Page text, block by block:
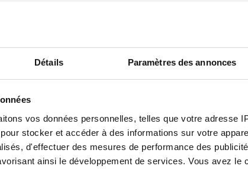
Détails Paramètres des annonces
vos données personnelles, telles que votre adresse
stocker et accéder à des informations sur votre
d'effectuer des mesures de performance des
ainsi le développement de services. Vous avez le
40e Foire Internationale
Bruxelles (15.04 - 26.04.1976)
Julian Key (Julien Keymolen)
41e Foire Internationale
Bruxelles (20.04 - 01.05.1968)
Julian Key (Julien Keymolen)